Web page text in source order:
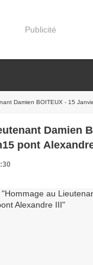
Publicité
Damien BOITEUX - 15 Janvier
Damien
pont